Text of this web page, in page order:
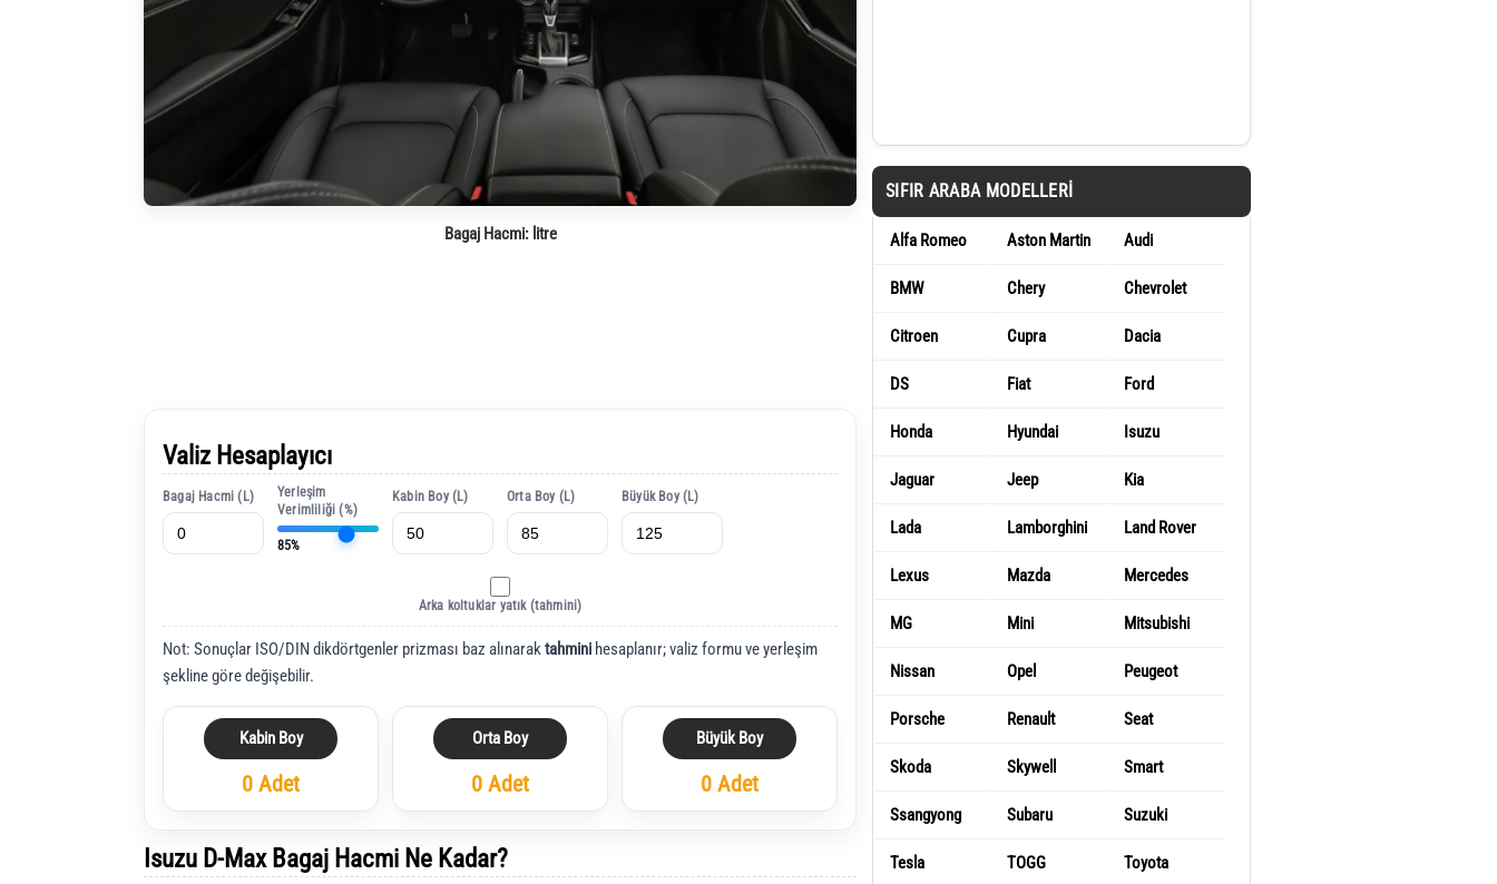
Bagaj Hacmi: litre
Valiz Hesaplayıcı
Bagaj Hacmi (L)
Yerleşim
Verimliliği (%)
85%
Kabin Boy (L) Orta Boy (L) Büyük Boy (L)
Arka koltuklar yatık (tahmini)
Not: Sonuçlar ISO/DIN dikdörtgenler prizması baz alınaraktahmini hesaplanır; valiz formu ve yerleşim
şekline göre değişebilir.
Kabin Boy
0 Adet
Orta Boy
0 Adet
Büyük Boy
0 Adet
Isuzu D-Max Bagaj Hacmi Ne Kadar?
SIFIR ARABA MODELLERI
Alfa Romeo Aston Martin Audi
BMW Chery Chevrolet
Citroen Cupra Dacia
DS Fiat Ford
Honda Hyundai Isuzu
Jaguar Jeep Kia
Lada Lamborghini Land Rover
Lexus Mazda Mercedes
MG Mini Mitsubishi
Nissan Opel Peugeot
Porsche Renault Seat
Skoda Skywell Smart
Ssangyong Subaru Suzuki
Tesla TOGG Toyota